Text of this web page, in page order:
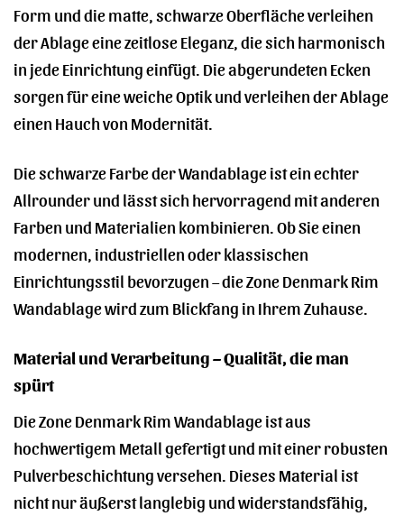
Form und die matte, schwarze Oberfläche verleihen
der Ablage eine zeitlose Eleganz, die sich harmonisch
in jede Einrichtung einfügt. Die abgerundeten Ecken
sorgen für eine weiche Optik und verleihen der Ablage
einen Hauch von Modernität.
Die schwarze Farbe der Wandablage ist ein echter
Allrounder und lässt sich hervorragend mit anderen
Farben und Materialien kombinieren. Ob Sie einen
modernen, industriellen oder klassischen
Einrichtungsstil bevorzugen – die Zone Denmark Rim
Wandablage wird zum Blickfang in Ihrem Zuhause.
Material und Verarbeitung – Qualität, die man
spürt
Die Zone Denmark Rim Wandablage ist aus
hochwertigem Metall gefertigt und mit einer robusten
Pulverbeschichtung versehen. Dieses Material ist
nicht nur äußerst langlebig und widerstandsfähig,